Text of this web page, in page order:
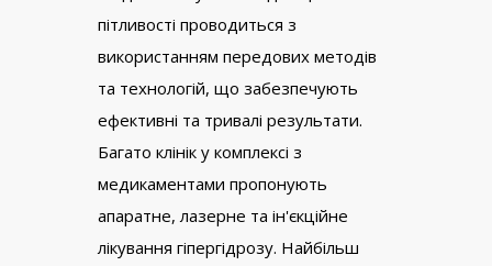
пітливості проводиться з
використанням передових методів
та технологій, що забезпечують
ефективні та тривалі результати.
Багато клінік у комплексі з
медикаментами пропонують
апаратне, лазерне та ін'єкційне
лікування гіпергідрозу. Найбільш